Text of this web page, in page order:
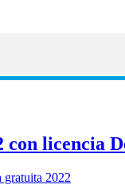
licencia